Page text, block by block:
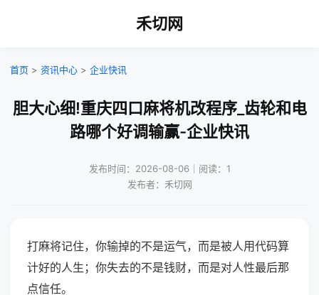
禾切网
首页 > 资讯中心 > 企业快讯
胆大心细!重庆四口麻将机改程序_齿轮和电
路哪个好调输赢-企业快讯
发布时间：2026-08-06｜阅读：1
发布者：禾切网
打麻将记住，你输掉的不是运气，而是被人用代码算
计好的人生；你失去的不是钱财，而是对人性最后那
点信任。